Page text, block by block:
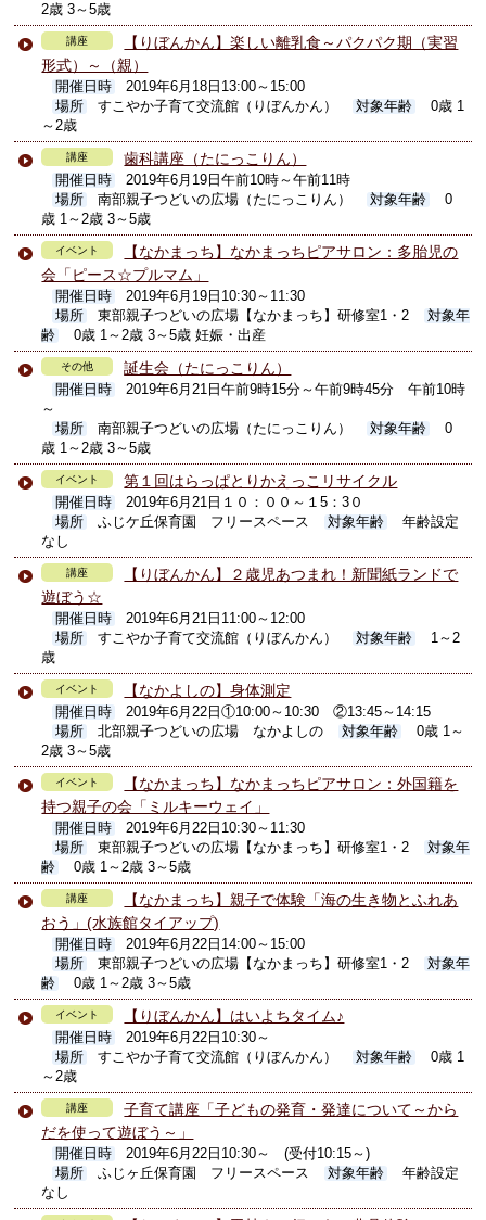
2歳 3～5歳
講座
【りぼんかん】楽しい離乳食～パクパク期（実習
形式）～（親）
開催日時
2019年6月18日13:00～15:00
場所
すこやか子育て交流館（りぼんかん） 対象年齢
0歳 1
～2歳
講座 歯科講座（たにっこりん）
開催日時
2019年6月19日午前10時～午前11時
場所
南部親子つどいの広場（たにっこりん） 対象年齢
0
歳 1～2歳 3～5歳
イベント
【なかまっち】なかまっちピアサロン：多胎児の
会「ピース☆プルマム」
開催日時
2019年6月19日10:30～11:30
場所
東部親子つどいの広場【なかまっち】研修室1・2
対象年
齢
0歳 1～2歳 3～5歳 妊娠・出産
その他 誕生会（たにっこりん）
開催日時
2019年6月21日午前9時15分～午前9時45分 午前10時
～
場所
南部親子つどいの広場（たにっこりん） 対象年齢
0
歳 1～2歳 3～5歳
イベント 第１回はらっぱとりかえっこリサイクル
開催日時
2019年6月21日１０：００～１5：3０
場所
ふじケ丘保育園 フリースペース 対象年齢
年齢設定
なし
講座
【りぼんかん】２歳児あつまれ！新聞紙ランドで
遊ぼう☆
開催日時
2019年6月21日11:00～12:00
場所
すこやか子育て交流館（りぼんかん） 対象年齢
1～2
歳
イベント 【なかよしの】身体測定
開催日時
2019年6月22日①10:00～10:30 ②13:45～14:15
場所
北部親子つどいの広場 なかよしの 対象年齢
0歳 1～
2歳 3～5歳
イベント
【なかまっち】なかまっちピアサロン：外国籍を
持つ親子の会「ミルキーウェイ」
開催日時
2019年6月22日10:30～11:30
場所
東部親子つどいの広場【なかまっち】研修室1・2
対象年
齢
0歳 1～2歳 3～5歳
講座
【なかまっち】親子で体験「海の生き物とふれあ
おう」(水族館タイアップ)
開催日時
2019年6月22日14:00～15:00
場所
東部親子つどいの広場【なかまっち】研修室1・2
対象年
齢
0歳 1～2歳 3～5歳
イベント 【りぼんかん】はいよちタイム♪
開催日時
2019年6月22日10:30～
場所
すこやか子育て交流館（りぼんかん） 対象年齢
0歳 1
～2歳
講座
子育て講座「子どもの発育・発達について～から
だを使って遊ぼう～」
開催日時
2019年6月22日10:30～ (受付10:15～)
場所
ふじヶ丘保育園 フリースペース 対象年齢
年齢設定
なし